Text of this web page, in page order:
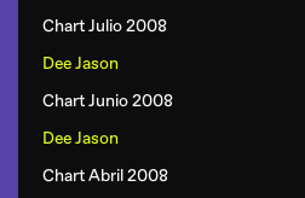
Chart Julio 2008
Dee Jason
Chart Junio 2008
Dee Jason
Chart Abril 2008